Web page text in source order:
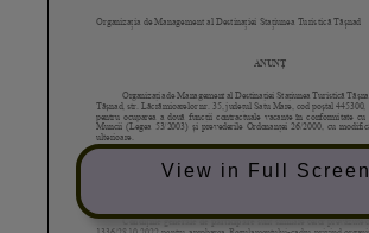
View in Full Screen